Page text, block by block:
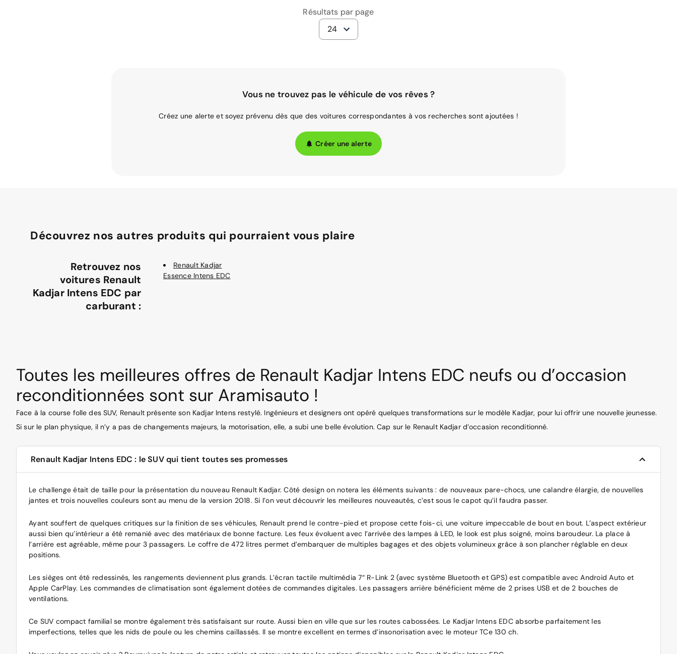
Résultats par page
24
Vous ne trouvez pas le véhicule de vos rêves ?
Créez une alerte et soyez prévenu dès que des voitures correspondantes à vos recherches sont ajoutées !
Créer une alerte
Découvrez nos autres produits qui pourraient vous plaire
Retrouvez nos
voitures Renault
Kadjar Intens EDC par
carburant :
Renault Kadjar
Essence Intens EDC
Toutes les meilleures offres de Renault Kadjar Intens EDC neufs ou d’occasion
reconditionnées sont sur Aramisauto !
Face à la course folle des SUV, Renault présente son Kadjar Intens restylé. Ingénieurs et designers ont opéré quelques transformations sur le modèle Kadjar, pour lui offrir une nouvelle jeunesse.
Si sur le plan physique, il n’y a pas de changements majeurs, la motorisation, elle, a subi une belle évolution. Cap sur le Renault Kadjar d’occasion reconditionné.
Renault Kadjar Intens EDC : le SUV qui tient toutes ses promesses
Le challenge était de taille pour la présentation du nouveau Renault Kadjar. Côté design on notera les éléments suivants : de nouveaux pare-chocs, une calandre élargie, de nouvelles
jantes et trois nouvelles couleurs sont au menu de la version 2018. Si l’on veut découvrir les meilleures nouveautés, c’est sous le capot qu’il faudra passer.
Ayant souffert de quelques critiques sur la finition de ses véhicules, Renault prend le contre-pied et propose cette fois-ci, une voiture impeccable de bout en bout. L’aspect extérieur
aussi bien qu’intérieur a été remanié avec des matériaux de bonne facture. Les feux évoluent avec l’arrivée des lampes à LED, le look est plus soigné, moins baroudeur. La place à
l’arrière est agréable, même pour 3 passagers. Le coffre de 472 litres permet d’embarquer de multiples bagages et des objets volumineux grâce à son plancher réglable en deux
positions.
Les sièges ont été redessinés, les rangements deviennent plus grands. L’écran tactile multimédia 7“ R-Link 2 (avec système Bluetooth et GPS) est compatible avec Android Auto et
Apple CarPlay. Les commandes de climatisation sont également dotées de commandes digitales. Les passagers arrière bénéficient même de 2 prises USB et de 2 bouches de
ventilations.
Ce SUV compact familial se montre également très satisfaisant sur route. Aussi bien en ville que sur les routes cabossées. Le Kadjar Intens EDC absorbe parfaitement les
imperfections, telles que les nids de poule ou les chemins caillassés. Il se montre excellent en termes d’insonorisation avec le moteur TCe 130 ch.